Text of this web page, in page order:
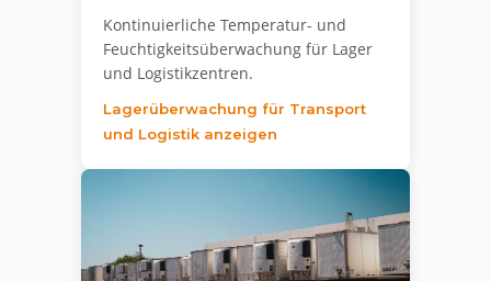
Kontinuierliche Temperatur- und
Feuchtigkeitsüberwachung für Lager
und Logistikzentren.
Lagerüberwachung für Transport
und Logistik anzeigen